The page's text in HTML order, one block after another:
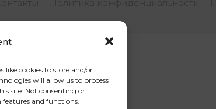
like cookies to store and/or
will allow us to process
site. Not consenting or
and functions.